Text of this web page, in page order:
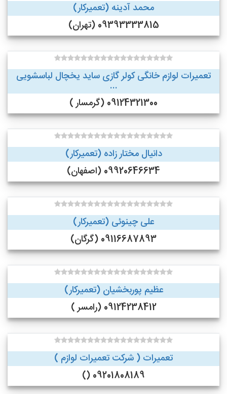
محمد آدینه (تعمیرکار)
09393333815 (تهران)
تعمیرات لوازم خانگی کولر گازی ساید یخچال لباسشویی
...
09124321300 (گرمسار )
دانیال مختار زاده (تعمیرکار)
09920646634 (اصفهان)
علی چینوئی (تعمیرکار)
09116687893 (گرگان)
عظیم پوربخشیان (تعمیرکار)
09124238412 (رامسر )
تعمیرات ( شرکت تعمیرات لوازم )
09201808189 ()